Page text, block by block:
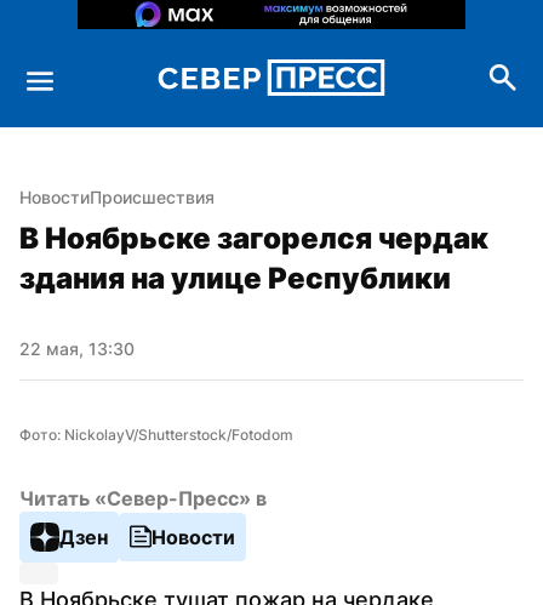
НовостиПроисшествия
В Ноябрьске загорелся чердак
здания на улице Республики
22 мая, 13:30
Фото: NickolayV/Shutterstock/Fotodom
Читать «Север-Пресс» в
Дзен
Новости
В Ноябрьске тушат пожар на чердаке